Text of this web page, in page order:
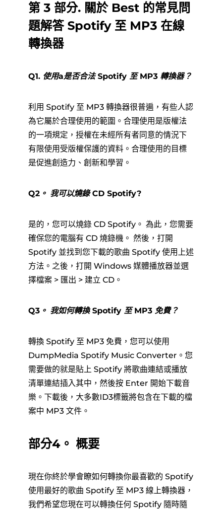
第 3 部分. 關於 Best 的常見問
題解答 Spotify 至 MP3 在線
轉換器
Q1. 使用a是否合法 Spotify 至 MP3 轉換器？
利用 Spotify 至 MP3 轉換器很普遍，有些人認
為它屬於合理使用的範圍。合理使用是版權法
的一項規定，授權在未經所有者同意的情況下
有限使用受版權保護的資料。合理使用的目標
是促進創造力、創新和學習。
Q2。 我可以燒錄 CD Spotify?
是的，您可以燒錄 CD Spotify。 為此，您需要
確保您的電腦有 CD 燒錄機。 然後，打開
Spotify 並找到您下載的歌曲 Spotify 使用上述
方法。之後，打開 Windows 媒體播放器並選
擇檔案 > 匯出 > 建立 CD。
Q3。 我如何轉換 Spotify 至 MP3 免費？
轉換 Spotify 至 MP3 免費，您可以使用
DumpMedia Spotify Music Converter。您
需要做的就是貼上 Spotify 將歌曲連結或播放
清單連結插入其中，然後按 Enter 開始下載音
樂。下載後，大多數ID3標籤將包含在下載的檔
案中 MP3 文件。
部分4。 概要
現在你終於學會瞭如何轉換你最喜歡的 Spotify
使用最好的歌曲 Spotify 至 MP3 線上轉換器，
我們希望您現在可以轉換任何 Spotify 隨時隨